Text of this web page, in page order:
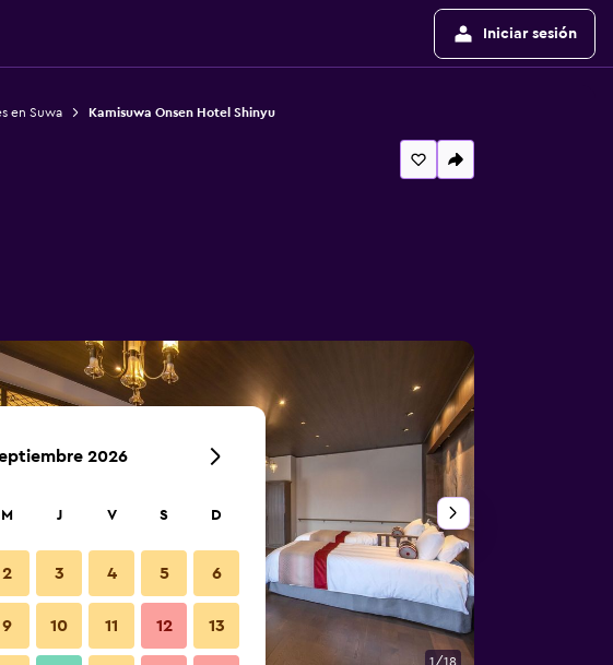
Iniciar sesión
en Suwa Kamisuwa Onsen Hotel Shinyu
1/18
2026
M J V S D
2 3 4 5 6
9 10 11 12 13